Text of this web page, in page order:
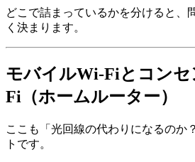
どこで詰まっているかを分けると、
く決まります。
モバイルWi-Fiとコン
Fi（ホームルーター）
ここも「光回線の代わりになるのか
トです。